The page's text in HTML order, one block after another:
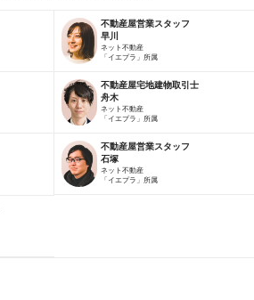
不動産屋営業スタッフ
早川
ネット不動産
「イエプラ」所属
不動産屋宅地建物取引士
舟木
ネット不動産
「イエプラ」所属
不動産屋営業スタッフ
石塚
ネット不動産
「イエプラ」所属